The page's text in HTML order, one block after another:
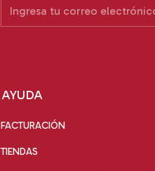
AYUDA
FACTURACIÓN
TIENDAS